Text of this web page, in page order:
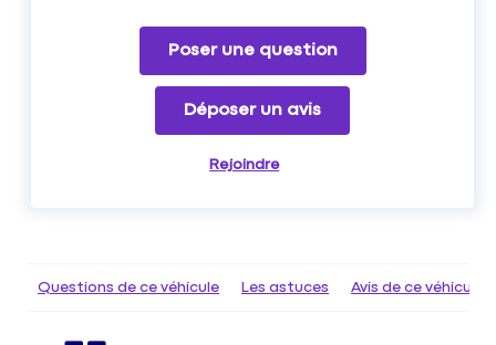
Poser une question
Déposer un avis
Rejoindre
Questions de ce véhicule Les astuces Avis de ce véhicule